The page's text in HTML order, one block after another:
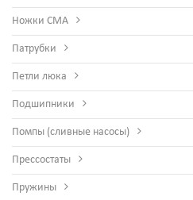
Ножки СМА
Патрубки
Петли люка
Подшипники
Помпы (сливные насосы)
Прессостаты
Пружины